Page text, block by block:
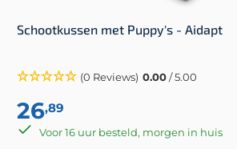
Schootkussen met Puppy's - Aidapt
(0 Reviews) 0.00/ 5.00
26,89
Voor 16 uur besteld, morgen in huis